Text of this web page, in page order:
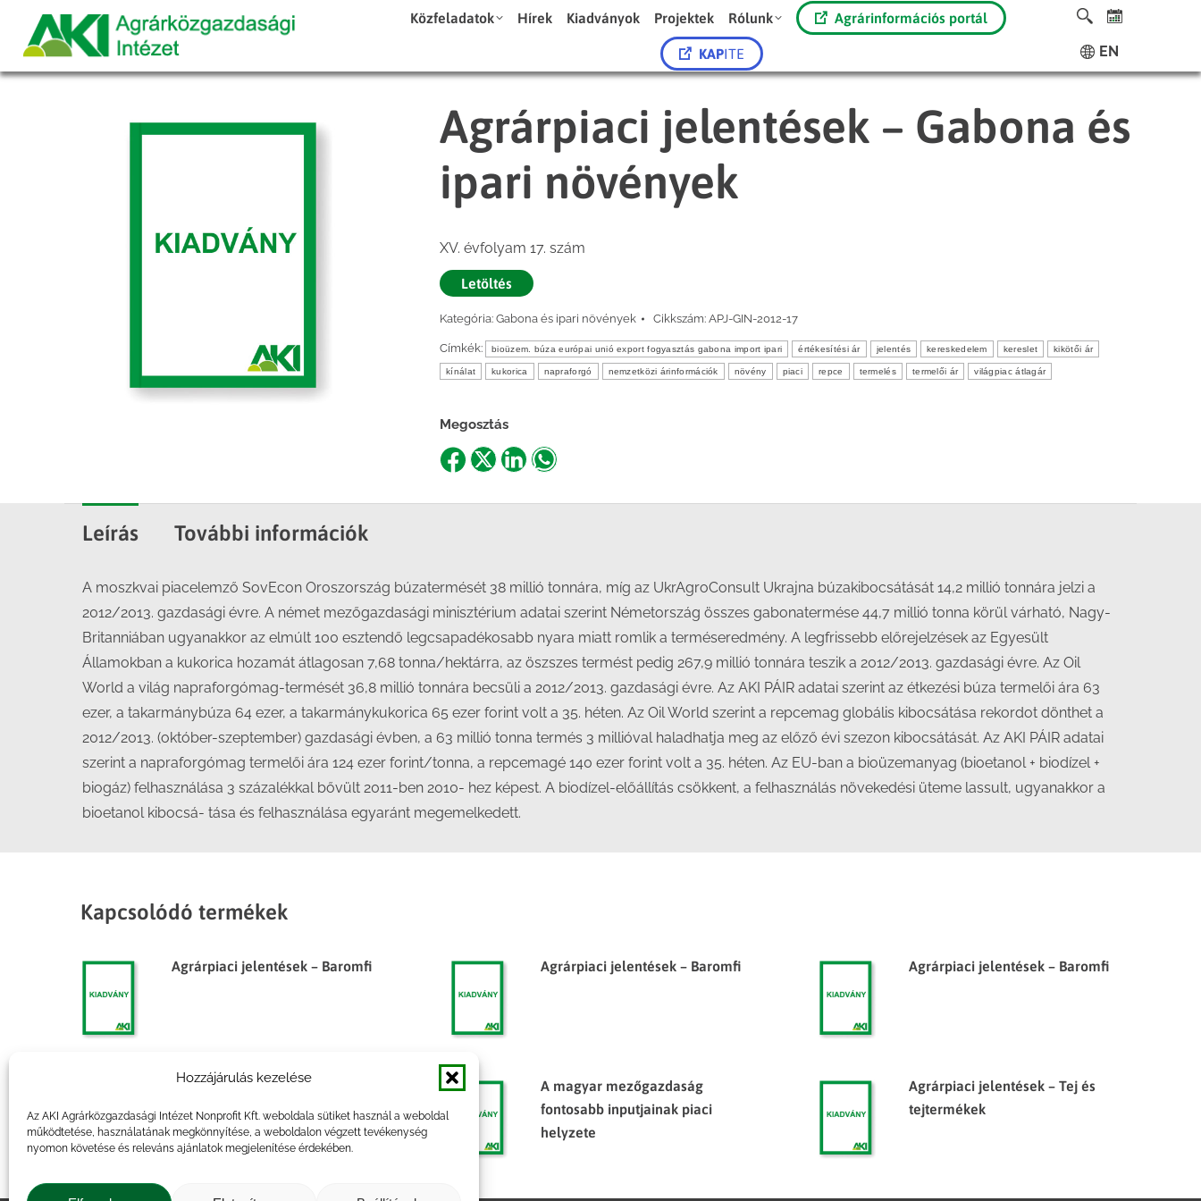
Hozzájárulás kezelése
Az AKI Agrárközgazdasági Intézet Nonprofit Kft. weboldala sütiket használ a weboldal
működtetése, használatának megkönnyítése, a weboldalon végzett tevékenység
nyomon követése és releváns ajánlatok megjelenítése érdekében.
Közfeladatok Hírek Kiadványok Projektek Rólunk Agrárinformációs portál
KAPITE EN
Agrárpiaci jelentések – Gabona és
ipari növények
XV. évfolyam 17. szám
Letöltés
Kategória: Gabona és ipari növények Cikkszám: APJ-GIN-2012-17
Címkék: bioüzem. búza európai unió export fogyasztás gabona import ipari értékesítési ár jelentés kereskedelem kereslet kikötői ár
kínálat kukorica napraforgó nemzetközi árinformációk növény piaci repce termelés termelői ár világpiac átlagár
Megosztás
ShareShareShareShare
Leírás További információk
A moszkvai piacelemző SovEcon Oroszország búzatermését 38 millió tonnára, míg az UkrAgroConsult Ukrajna búzakibocsátását 14,2 millió tonnára jelzi a
2012/2013. gazdasági évre. A német mezőgazdasági minisztérium adatai szerint Németország összes gabonatermése 44,7 millió tonna körül várható, Nagy-
Britanniában ugyanakkor az elmúlt 100 esztendő legcsapadékosabb nyara miatt romlik a terméseredmény. A legfrissebb előrejelzések az Egyesült
Államokban a kukorica hozamát átlagosan 7,68 tonna/hektárra, az öszszes termést pedig 267,9 millió tonnára teszik a 2012/2013. gazdasági évre. Az Oil
World a világ napraforgómag-termését 36,8 millió tonnára becsüli a 2012/2013. gazdasági évre. Az AKI PÁIR adatai szerint az étkezési búza termelői ára 63
ezer, a takarmánybúza 64 ezer, a takarmánykukorica 65 ezer forint volt a 35. héten. Az Oil World szerint a repcemag globális kibocsátása rekordot dönthet a
2012/2013. (október-szeptember) gazdasági évben, a 63 millió tonna termés 3 millióval haladhatja meg az előző évi szezon kibocsátását. Az AKI PÁIR adatai
szerint a napraforgómag termelői ára 124 ezer forint/tonna, a repcemagé 140 ezer forint volt a 35. héten. Az EU-ban a bioüzemanyag (bioetanol + biodízel +
biogáz) felhasználása 3 százalékkal bővült 2011-ben 2010- hez képest. A biodízel-előállítás csökkent, a felhasználás növekedési üteme lassult, ugyanakkor a
bioetanol kibocsá- tása és felhasználása egyaránt megemelkedett.
Kapcsolódó termékek
Agrárpiaci jelentések – Baromfi Agrárpiaci jelentések – Baromfi Agrárpiaci jelentések – Baromfi
Agrárpiaci jelentések – Baromfi
A magyar mezőgazdaság
fontosabb inputjainak piaci
helyzete
Agrárpiaci jelentések – Tej és
tejtermékek